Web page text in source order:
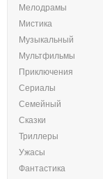
Мелодрамы
Мистика
Музыкальный
Мультфильмы
Приключения
Сериалы
Семейный
Сказки
Триллеры
Ужасы
Фантастика